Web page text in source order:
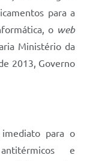
para a
o web
Ministério da
2013, Governo
para o
e